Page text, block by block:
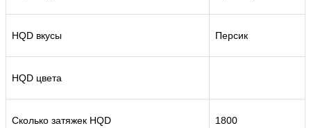
HQD вкусы Персик
HQD цвета
Сколько затяжек HQD 1800